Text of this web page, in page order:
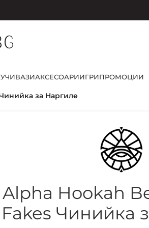
ВАЗИАКСЕСОАРИИГРИПРОМОЦИИ
за Наргиле
Alpha Hookah
Fakes Чинийка